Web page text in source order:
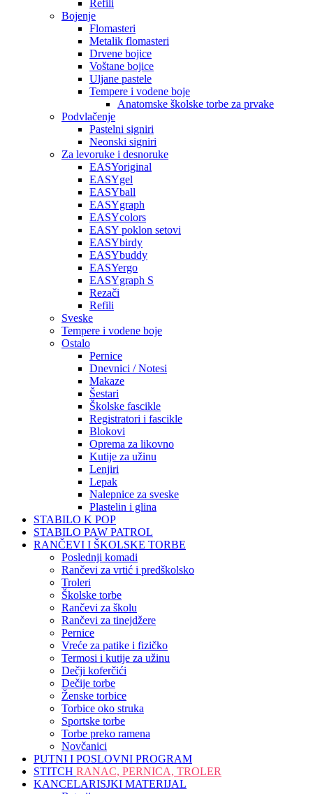
Refili
Bojenje
Flomasteri
Metalik flomasteri
Drvene bojice
Voštane bojice
Uljane pastele
Tempere i vodene boje
Anatomske školske torbe za prvake
Podvlačenje
Pastelni signiri
Neonski signiri
Za levoruke i desnoruke
EASYoriginal
EASYgel
EASYball
EASYgraph
EASYcolors
EASY poklon setovi
EASYbirdy
EASYbuddy
EASYergo
EASYgraph S
Rezači
Refili
Sveske
Tempere i vodene boje
Ostalo
Pernice
Dnevnici / Notesi
Makaze
Šestari
Školske fascikle
Registratori i fascikle
Blokovi
Oprema za likovno
Kutije za užinu
Lenjiri
Lepak
Nalepnice za sveske
Plastelin i glina
STABILO K POP
STABILO PAW PATROL
RANČEVI I ŠKOLSKE TORBE
Poslednji komadi
Rančevi za vrtić i predškolsko
Troleri
Školske torbe
Rančevi za školu
Rančevi za tinejdžere
Pernice
Vreće za patike i fizičko
Termosi i kutije za užinu
Dečji koferčići
Dečije torbe
Ženske torbice
Torbice oko struka
Sportske torbe
Torbe preko ramena
Novčanici
PUTNI I POSLOVNI PROGRAM
STITCH RANAC, PERNICA, TROLER
KANCELARISJKI MATERIJAL